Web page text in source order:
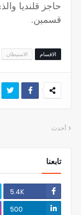
حاجز قلنديا
قسمين.
الاقسام الاستيطان
أحدث
تابعنا
5.4K
500